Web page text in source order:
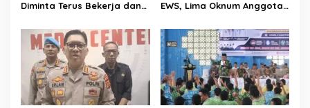
Diminta Terus Bekerja dan
Suara di Pemilu 2029
EWS, Lima Oknum Anggota